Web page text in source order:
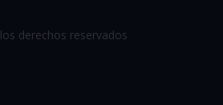
derechos reservados